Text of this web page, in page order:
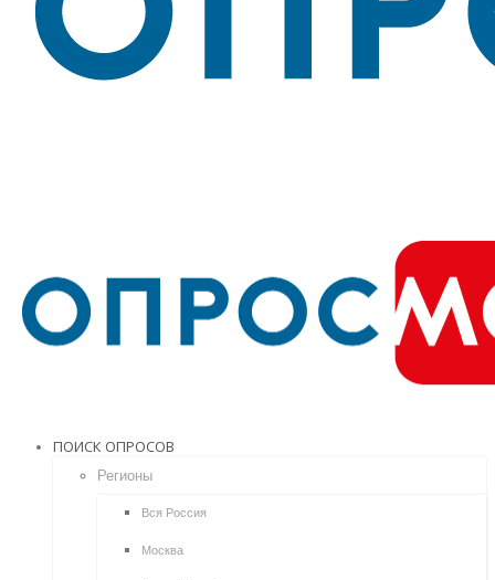
ПОИСК ОПРОСОВ
Регионы
Вся Россия
Москва